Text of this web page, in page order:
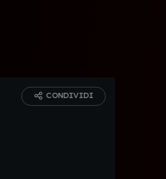
CONDIVIDI